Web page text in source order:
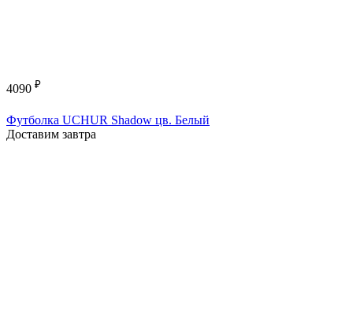
4090 ₽
Футболка UCHUR Shadow цв. Белый
Доставим завтра